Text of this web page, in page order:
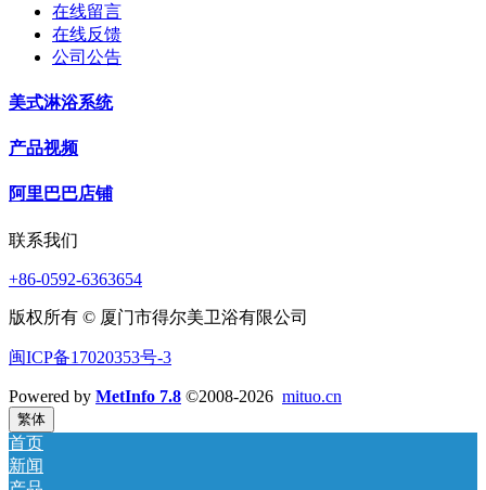
在线留言
在线反馈
公司公告
美式淋浴系统
产品视频
阿里巴巴店铺
联系我们
+86-0592-6363654
版权所有 © 厦门市得尔美卫浴有限公司
闽ICP备17020353号-3
Powered by MetInfo 7.8 ©2008-2026 mituo.cn
繁体
首页
新闻